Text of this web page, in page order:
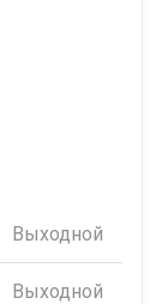
Выходной
Выходной